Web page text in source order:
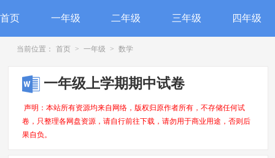
首页 一年级 二年级 三年级 四年级
当前位置： 首页 > 一年级 > 数学
一年级上学期期中试卷
声明：本站所有资源均来自网络，版权归原作者所有，不存储任何试
卷，只整理各网盘资源，请自行前往下载，请勿用于商业用途，否则后
果自负。